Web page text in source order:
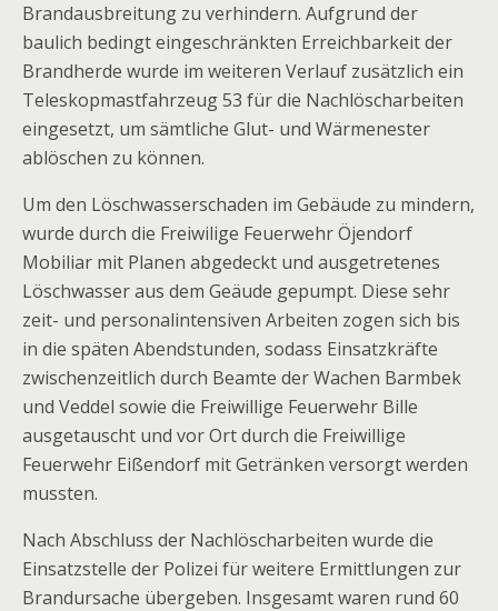
Brandausbreitung zu verhindern. Aufgrund der
baulich bedingt eingeschränkten Erreichbarkeit der
Brandherde wurde im weiteren Verlauf zusätzlich ein
Teleskopmastfahrzeug 53 für die Nachlöscharbeiten
eingesetzt, um sämtliche Glut- und Wärmenester
ablöschen zu können.
Um den Löschwasserschaden im Gebäude zu mindern,
wurde durch die Freiwilige Feuerwehr Öjendorf
Mobiliar mit Planen abgedeckt und ausgetretenes
Löschwasser aus dem Geäude gepumpt. Diese sehr
zeit- und personalintensiven Arbeiten zogen sich bis
in die späten Abendstunden, sodass Einsatzkräfte
zwischenzeitlich durch Beamte der Wachen Barmbek
und Veddel sowie die Freiwillige Feuerwehr Bille
ausgetauscht und vor Ort durch die Freiwillige
Feuerwehr Eißendorf mit Getränken versorgt werden
mussten.
Nach Abschluss der Nachlöscharbeiten wurde die
Einsatzstelle der Polizei für weitere Ermittlungen zur
Brandursache übergeben. Insgesamt waren rund 60